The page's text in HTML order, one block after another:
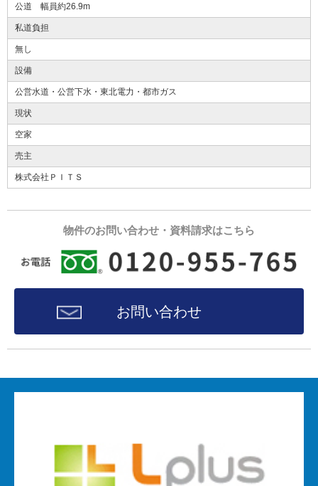
公道 幅員約26.9m
私道負担
無し
設備
公営水道・公営下水・東北電力・都市ガス
現状
空家
売主
株式会社ＰＩＴＳ
物件のお問い合わせ・資料請求はこちら
お問い合わせ